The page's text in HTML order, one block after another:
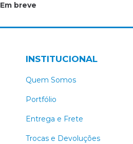
Em breve
INSTITUCIONAL
Quem Somos
Portfólio
Entrega e Frete
Trocas e Devoluções